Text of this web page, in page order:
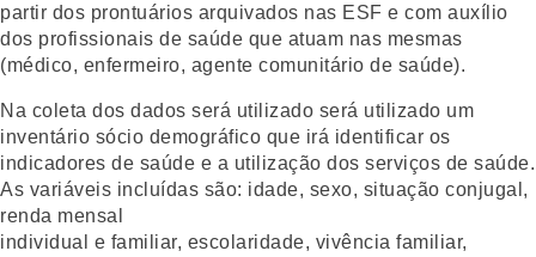
partir dos prontuários arquivados nas ESF e com auxílio
dos profissionais de saúde que atuam nas mesmas
(médico, enfermeiro, agente comunitário de saúde).
Na coleta dos dados será utilizado será utilizado um
inventário sócio demográfico que irá identificar os
indicadores de saúde e a utilização dos serviços de saúde.
As variáveis incluídas são: idade, sexo, situação conjugal,
renda mensal
individual e familiar, escolaridade, vivência familiar,